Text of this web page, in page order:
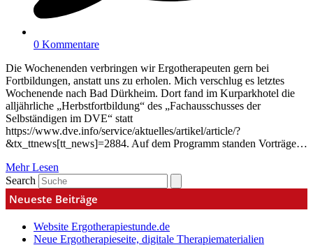
0 Kommentare
Die Wochenenden verbringen wir Ergotherapeuten gern bei
Fortbildungen, anstatt uns zu erholen. Mich verschlug es letztes
Wochenende nach Bad Dürkheim. Dort fand im Kurparkhotel die
alljährliche „Herbstfortbildung“ des „Fachausschusses der
Selbständigen im DVE“ statt
https://www.dve.info/service/aktuelles/artikel/article/?
&tx_ttnews[tt_news]=2884. Auf dem Programm standen Vorträge…
Mehr Lesen
Search
Neueste Beiträge
Website Ergotherapiestunde.de
Neue Ergotherapieseite, digitale Therapiematerialien